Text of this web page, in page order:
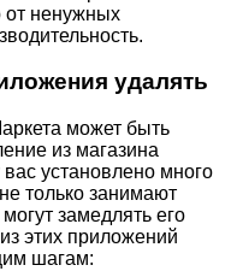
от ненужных
удалять
может быть
из магазина
установлено много
только занимают
замедлять его
этих приложений
шагам: